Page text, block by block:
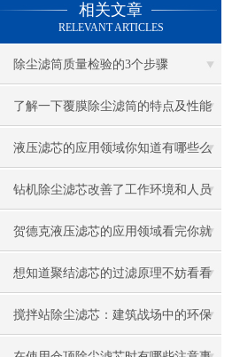
相关文章
RELEVANT ARTICLES
除尘滤筒质量检验的3个步骤
了解一下覆膜除尘滤筒的特点及性能
有哪些吧
液压滤芯的应用领域你知道有哪些么
钻机除尘滤芯改善了工作环境和人员
健康状况
贺德克液压滤芯的应用领域看完你就
知道了
想知道聚结滤芯的过滤原理不妨看看
本篇吧
搅拌站除尘滤芯：建筑战场中的环保